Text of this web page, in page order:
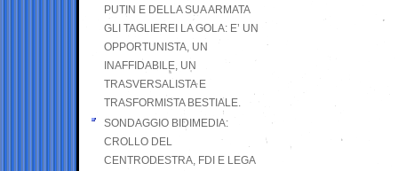
PUTIN E DELLA SUA ARMATA
GLI TAGLIEREI LA GOLA: E’ UN
OPPORTUNISTA, UN
INAFFIDABILE, UN
TRASVERSALISTA E
TRASFORMISTA BESTIALE.
SONDAGGIO BIDIMEDIA:
CROLLO DEL
CENTRODESTRA, FDI E LEGA